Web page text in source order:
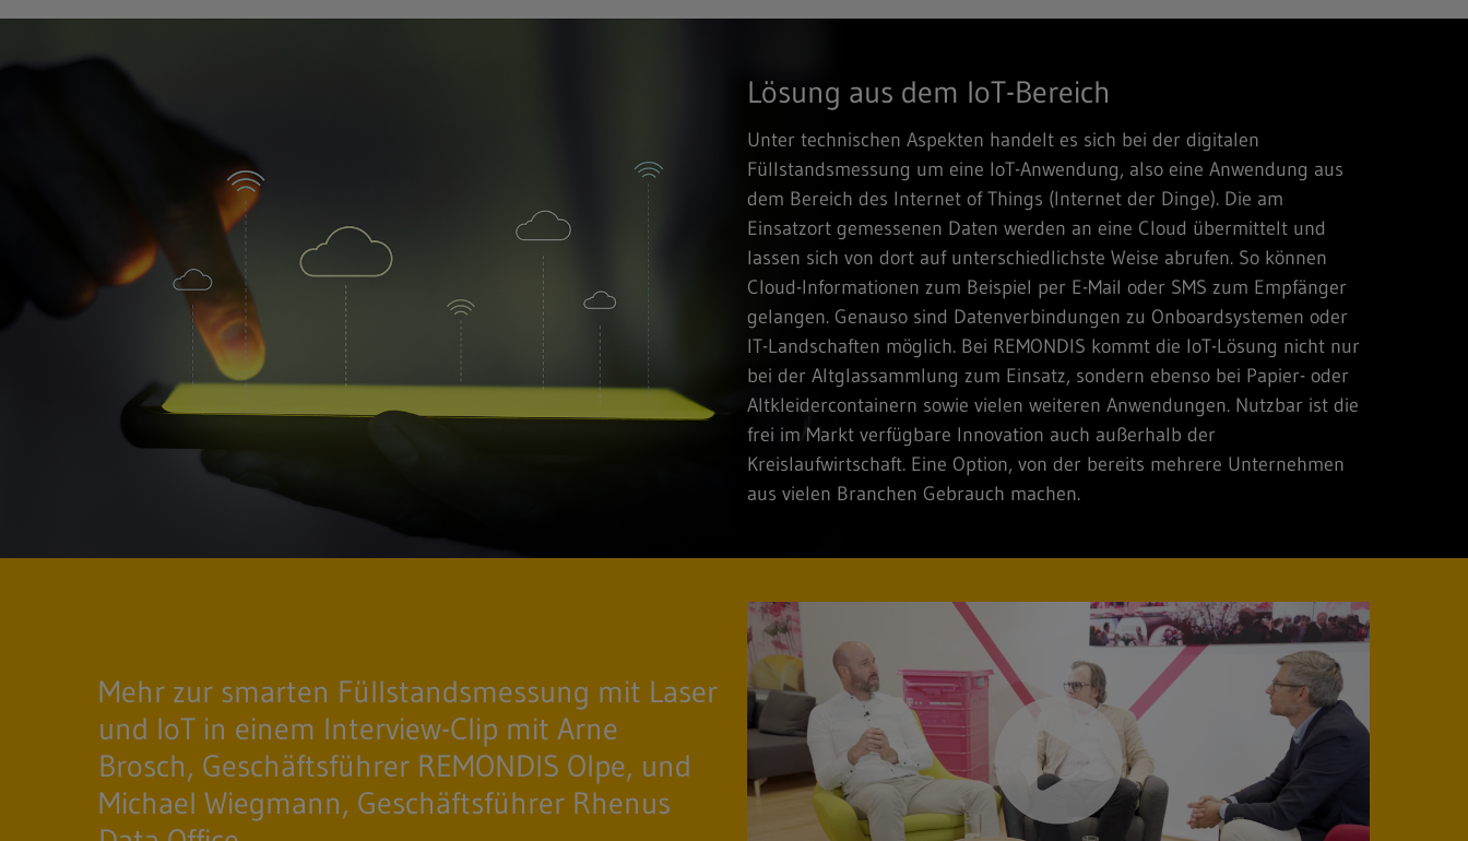
Lösung aus dem IoT-Bereich
Unter technischen Aspekten handelt es sich bei der digitalen
Füllstandsmessung um eine IoT-Anwendung, also eine Anwendung aus
dem Bereich des Internet of Things (Internet der Dinge). Die am
Einsatzort gemessenen Daten werden an eine Cloud übermittelt und
lassen sich von dort auf unterschiedlichste Weise abrufen. So können
Cloud-Informationen zum Beispiel per E-Mail oder SMS zum Empfänger
gelangen. Genauso sind Datenverbindungen zu Onboardsystemen oder
IT-Landschaften möglich. Bei REMONDIS kommt die IoT-Lösung nicht nur
bei der Altglassammlung zum Einsatz, sondern ebenso bei Papier- oder
Altkleidercontainern sowie vielen weiteren Anwendungen. Nutzbar ist die
frei im Markt verfügbare Innovation auch außerhalb der
Kreislaufwirtschaft. Eine Option, von der bereits mehrere Unternehmen
aus vielen Branchen Gebrauch machen.
Mehr zur smarten Füllstandsmessung mit Laser
und IoT in einem Interview-Clip mit Arne
Brosch, Geschäftsführer REMONDIS Olpe, und
Michael Wiegmann, Geschäftsführer Rhenus